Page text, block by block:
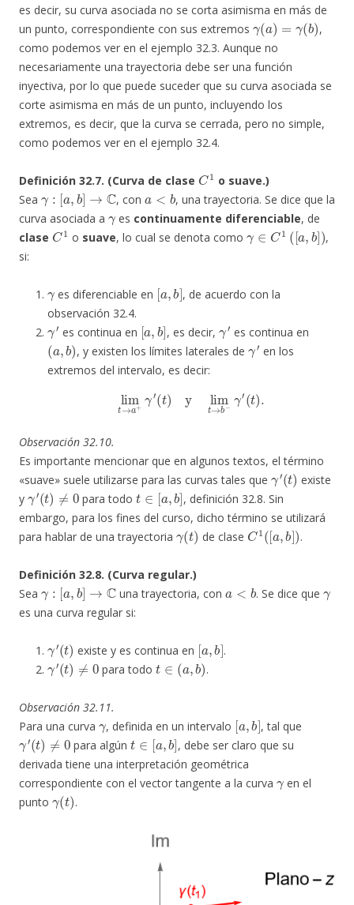
es decir, su curva asociada no se corta asimisma en más de
un punto, correspondiente con sus extremos
γ(a )=γ (b)
,
como podemos ver en el ejemplo 32.3. Aunque no
necesariamente una trayectoria debe ser una función
inyectiva, por lo que puede suceder que su curva asociada se
corte asimisma en más de un punto, incluyendo los
extremos, es decir, que la curva se cerrada, pero no simple,
como podemos ver en el ejemplo 32.4.
Definición 32.7. (Curva de clase
C1
o suave.)
Sea
γ:[a,b]→C
, con
a<b
, una trayectoria. Se dice que la
curva asociada a
γ
es continuamente diferenciable, de
clase
C1
o suave, lo cual se denota como
γ∈C1([a,b])
,
si:
es diferenciable en
[ b]
, de acuerdo con la
observación 32.4.
γ′
es continua en
[ b]
, es decir, es continua en
(a b)
, y existen los límites laterales de
γ′
en los
extremos del intervalo, es decir:
limt→a+γ′ )y limt→ b−γ′(
Observación 32.10.
Es importante mencionar que en algunos textos, el término
«suave» suele utilizarse para las curvas tales que
γ′(t)
existe
y
γ′(t)≠0
para todo
t ∈[a ,b]
, definición 32.8. Sin
embargo, para los fines del curso, dicho término se utilizará
para hablar de una trayectoria
γ(t)
de clase
C1([a, b])
.
Definición 32.8. (Curva regular.)
Sea
γ:[a,b]→C
una trayectoria, con . Se dice que
es una curva regular si:
( t
existe y es continua en
[ b]
.
γ (t)≠ 0
para todo
t∈(a,b)
.
Observación 32.11.
Para una curva
γ
, definida en un intervalo
[ b]
, tal que
γ ′(t)≠0
para algún
t∈[a,b]
, debe ser claro que su
derivada tiene una interpretación geométrica
correspondiente con el vector tangente a la curva
en el
punto
γ(t)
.